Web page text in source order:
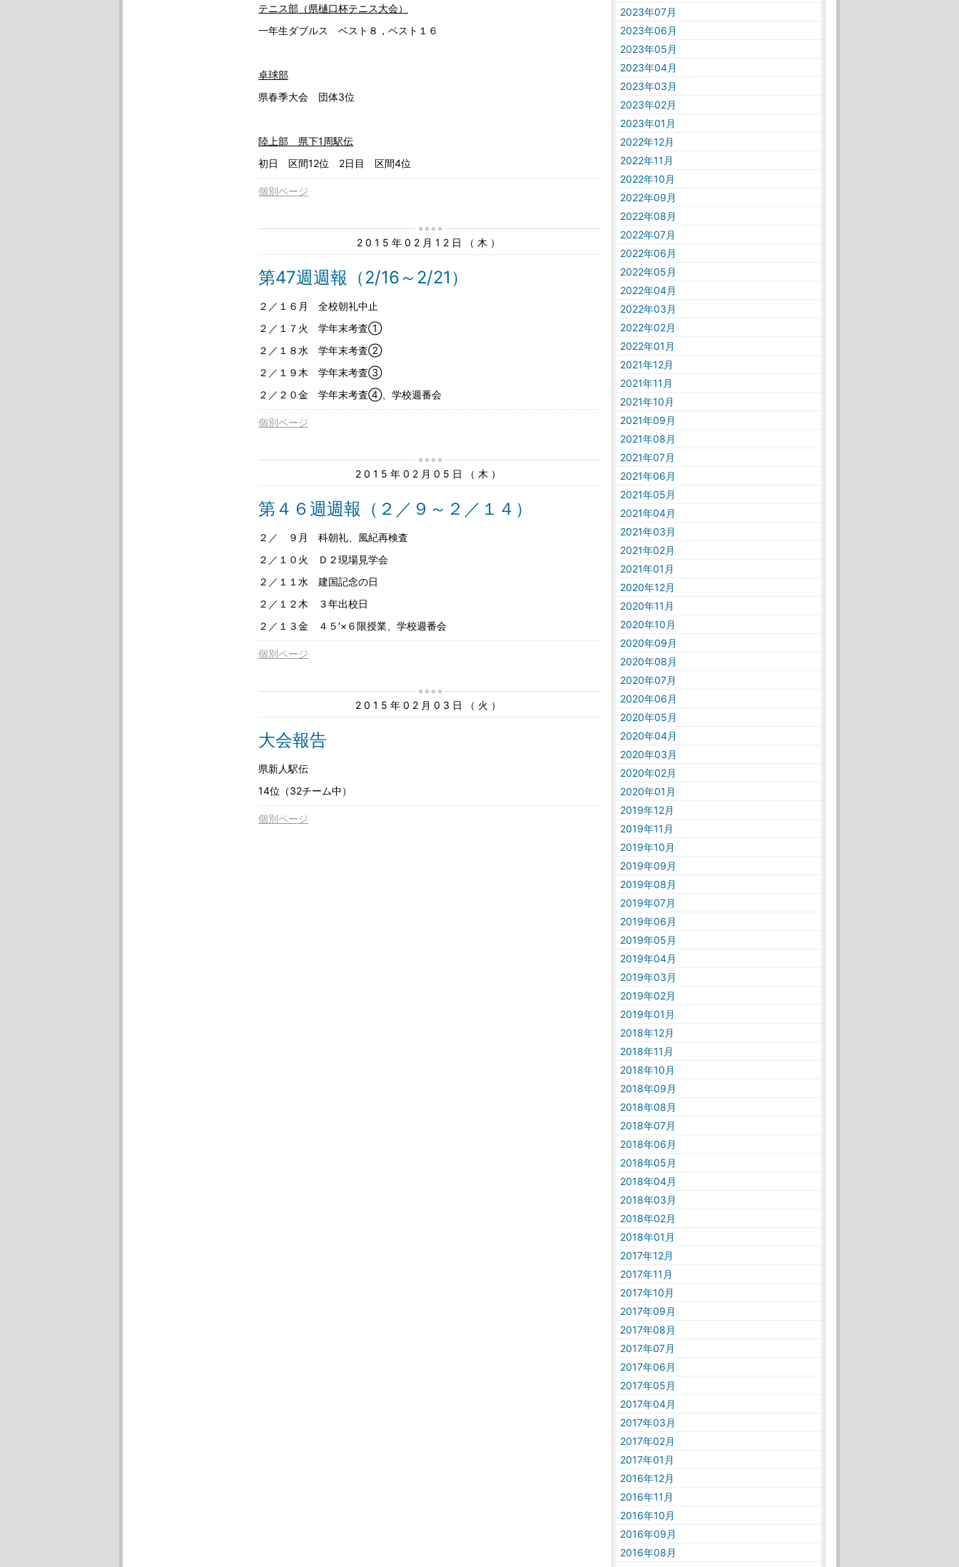
テニス部（県樋口杯テニス大会）
一年生ダブルス ベスト８，ベスト１６
卓球部
県春季大会 団体3位
陸上部 県下1周駅伝
初日 区間12位 2日目 区間4位
個別ページ
2015年02月12日（木）
第47週週報（2/16～2/21）
２／１６月 全校朝礼中止
２／１７火 学年末考査①
２／１８水 学年末考査②
２／１９木 学年末考査③
２／２０金 学年末考査④、学校週番会
個別ページ
2015年02月05日（木）
第４６週週報（２／９～２／１４）
２／ ９月 科朝礼、風紀再検査
２／１０火 Ｄ２現場見学会
２／１１水 建国記念の日
２／１２木 ３年出校日
２／１３金 ４５′×６限授業、学校週番会
個別ページ
2015年02月03日（火）
大会報告
県新人駅伝
14位（32チーム中）
個別ページ
2023年07月
2023年06月
2023年05月
2023年04月
2023年03月
2023年02月
2023年01月
2022年12月
2022年11月
2022年10月
2022年09月
2022年08月
2022年07月
2022年06月
2022年05月
2022年04月
2022年03月
2022年02月
2022年01月
2021年12月
2021年11月
2021年10月
2021年09月
2021年08月
2021年07月
2021年06月
2021年05月
2021年04月
2021年03月
2021年02月
2021年01月
2020年12月
2020年11月
2020年10月
2020年09月
2020年08月
2020年07月
2020年06月
2020年05月
2020年04月
2020年03月
2020年02月
2020年01月
2019年12月
2019年11月
2019年10月
2019年09月
2019年08月
2019年07月
2019年06月
2019年05月
2019年04月
2019年03月
2019年02月
2019年01月
2018年12月
2018年11月
2018年10月
2018年09月
2018年08月
2018年07月
2018年06月
2018年05月
2018年04月
2018年03月
2018年02月
2018年01月
2017年12月
2017年11月
2017年10月
2017年09月
2017年08月
2017年07月
2017年06月
2017年05月
2017年04月
2017年03月
2017年02月
2017年01月
2016年12月
2016年11月
2016年10月
2016年09月
2016年08月